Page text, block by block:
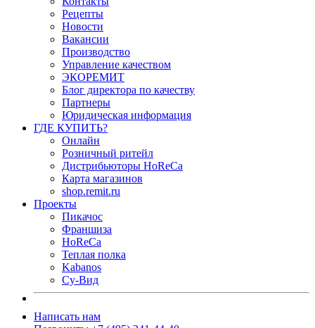
Рецепты
Новости
Вакансии
Производство
Управление качеством
ЭКОРЕМИТ
Блог директора по качеству
Партнеры
Юридическая информация
ГДЕ КУПИТЬ?
Онлайн
Розничный ритейл
Дистрибьюторы HoReCa
Карта магазинов
shop.remit.ru
Проекты
Пикачос
Франшиза
HoReCa
Теплая полка
Kabanos
Су-Вид
Написать нам